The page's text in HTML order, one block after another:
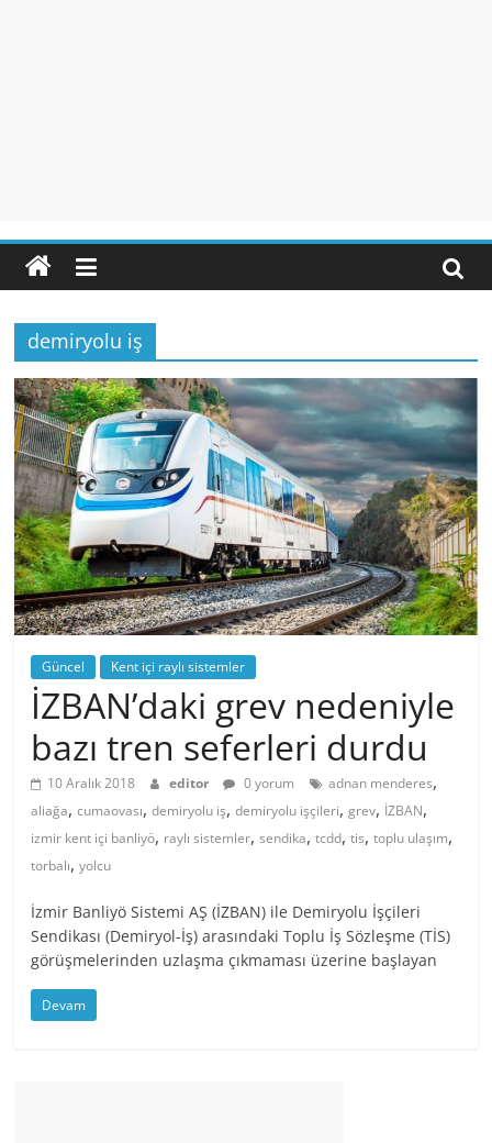
demiryolu iş
Güncel Kent içi raylı sistemler
İZBAN’daki grev nedeniyle
bazı tren seferleri durdu
10 Aralık 2018 editor 0 yorum adnan menderes,
aliağa,cumaovası,demiryolu iş,demiryolu işçileri,grev, İZBAN,
izmir kent içi banliyö, raylı sistemler,sendika,tcdd,tis,toplu ulaşım,
torbalı,yolcu
İzmir Banliyö Sistemi AŞ (İZBAN) ile Demiryolu İşçileri
Sendikası (Demiryol-İş) arasındaki Toplu İş Sözleşme (TİS)
görüşmelerinden uzlaşma çıkmaması üzerine başlayan
Devam